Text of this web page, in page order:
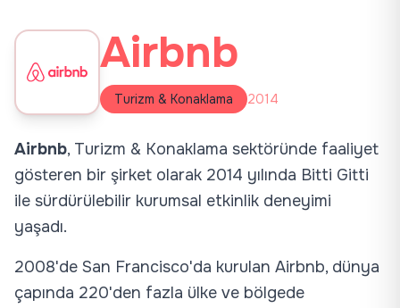
Airbnb
Turizm & Konaklama 2014
Airbnb, Turizm & Konaklama sektöründe faaliyet
gösteren bir şirket olarak 2014 yılında Bitti Gitti
ile sürdürülebilir kurumsal etkinlik deneyimi
yaşadı.
2008'de San Francisco'da kurulan Airbnb, dünya
çapında 220'den fazla ülke ve bölgede